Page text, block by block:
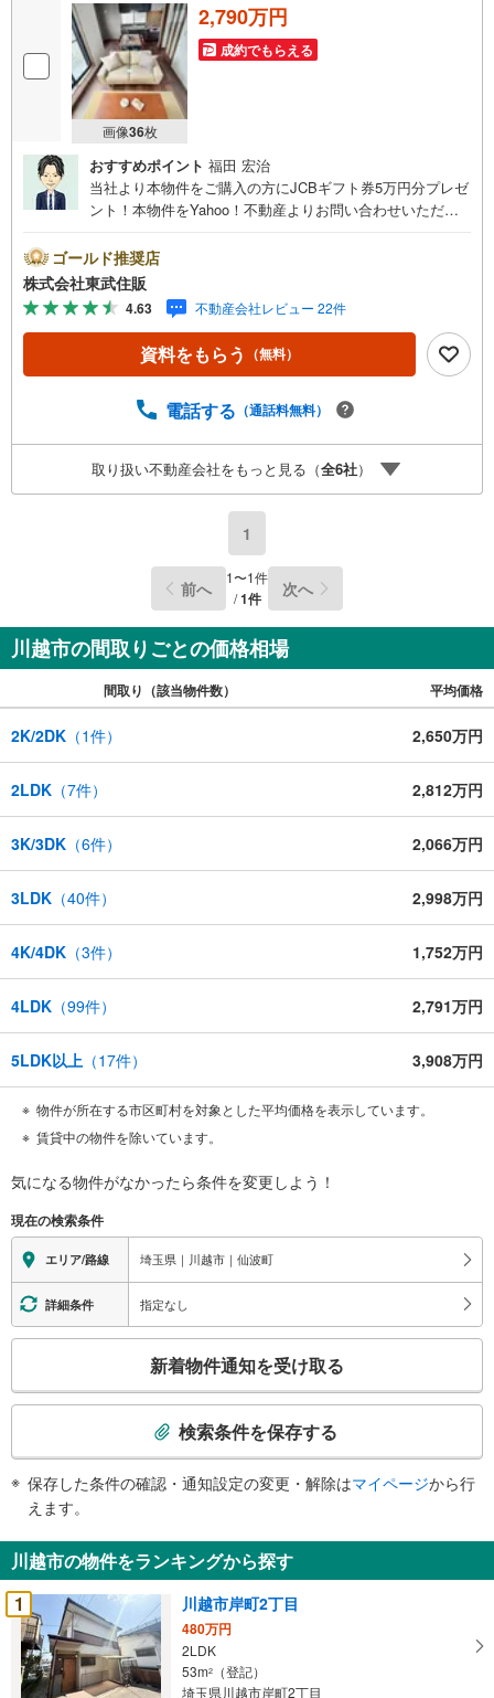
画像36枚
2,790万円
成約でもらえる
おすすめポイント 福田 宏治
当社より本物件をご購入の方にJCBギフト券5万円分プレゼ
ント！本物件をYahoo！不動産よりお問い合わせいただい
との併用不可。【営業時間 10:00～18:00】この時間帯は
お電話でのお問い合わせがスムーズです。住み替えをご希
望の方は自社買取保証付売却プランがございます。お気軽
にお問い合わせください。●川越駅徒歩15分●2沿線利用可●
閑静な住宅地●内外装リフォーム◇当社の強みは（1）リフ
ォーム（当社でも再販事業を行っている為、お客様に最適
携ハウスメーカー7社を保有しておりますので、ご予算・ご
る不動産情報を豊富に取り揃えております。またリフォー
ムの相談も承ります◇インターネット予約で当日現地見学
が可能です（1）［室内・現地を見学する］をクリック
（2）本日～4日以内をご希望の方は「ご要望・ご質問欄」
に希望日時をご記入ください！
ゴールド推奨店
株式会社東武住販
4.63 不動産会社レビュー 22件
資料をもらう （無料）
電話する （通話料無料）
取り扱い不動産会社をもっと見る（全6社）
1
前へ 1〜1件
/1件 次へ
川越市の間取りごとの価格相場
間取り（該当物件数） 平均価格
2K/2DK （1件） 2,650万円
2LDK （7件） 2,812万円
3K/3DK （6件） 2,066万円
3LDK （40件） 2,998万円
4K/4DK （3件） 1,752万円
4LDK （99件） 2,791万円
5LDK以上 （17件） 3,908万円
物件が所在する市区町村を対象とした平均価格を表示しています。
賃貸中の物件を除いています。
気になる物件がなかったら条件を変更しよう！
現在の検索条件
エリア/路線 埼玉県｜川越市｜仙波町
詳細条件 指定なし
検
知
を
受
け
取
る
・
新着物件通知を受け取る
検索条件を保存する
保存した条件の確認・通知設定の変更・解除はマイページから行
えます。
川越市の物件をランキングから探す
1
川越市岸町2丁目
480万円
2LDK
53m2
（登記）
埼玉県川越市岸町2丁目